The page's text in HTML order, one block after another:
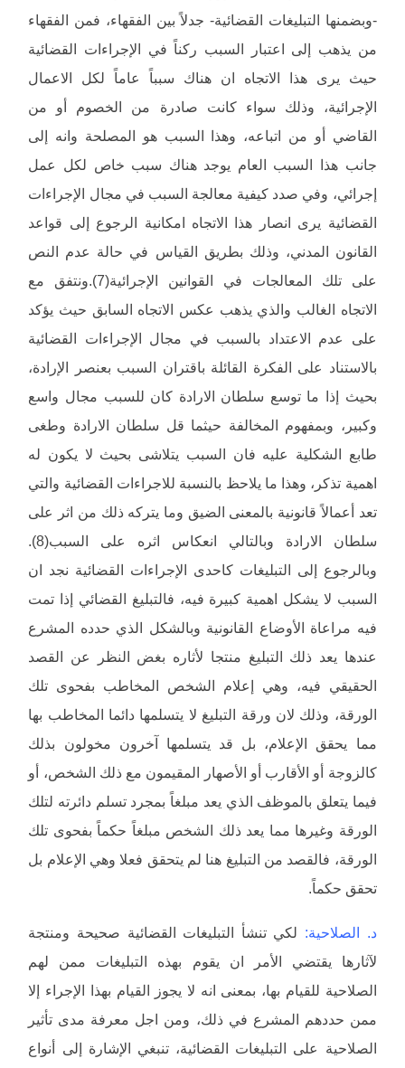
-وبضمنها التبليغات القضائية- جدلاً بين الفقهاء، فمن الفقهاء
من يذهب إلى اعتبار السبب ركناً في الإجراءات القضائية
حيث يرى هذا الاتجاه ان هناك سبباً عاماً لكل الاعمال
الإجرائية، وذلك سواء كانت صادرة من الخصوم أو من
القاضي أو من اتباعه، وهذا السبب هو المصلحة وانه إلى
جانب هذا السبب العام يوجد هناك سبب خاص لكل عمل
إجرائي، وفي صدد كيفية معالجة السبب في مجال الإجراءات
القضائية يرى انصار هذا الاتجاه امكانية الرجوع إلى قواعد
القانون المدني، وذلك بطريق القياس في حالة عدم النص
على تلك المعالجات في القوانين الإجرائية(7).ونتفق مع
الاتجاه الغالب والذي يذهب عكس الاتجاه السابق حيث يؤكد
على عدم الاعتداد بالسبب في مجال الإجراءات القضائية
بالاستناد على الفكرة القائلة باقتران السبب بعنصر الإرادة،
بحيث إذا ما توسع سلطان الارادة كان للسبب مجال واسع
وكبير، وبمفهوم المخالفة حيثما قل سلطان الارادة وطغى
طابع الشكلية عليه فان السبب يتلاشى بحيث لا يكون له
اهمية تذكر، وهذا ما يلاحظ بالنسبة للاجراءات القضائية والتي
تعد أعمالاً قانونية بالمعنى الضيق وما يتركه ذلك من اثر على
سلطان الارادة وبالتالي انعكاس اثره على السبب(8).
وبالرجوع إلى التبليغات كاحدى الإجراءات القضائية نجد ان
السبب لا يشكل اهمية كبيرة فيه، فالتبليغ القضائي إذا تمت
فيه مراعاة الأوضاع القانونية وبالشكل الذي حدده المشرع
عندها يعد ذلك التبليغ منتجا لأثاره بغض النظر عن القصد
الحقيقي فيه، وهي إعلام الشخص المخاطب بفحوى تلك
الورقة، وذلك لان ورقة التبليغ لا يتسلمها دائما المخاطب بها
مما يحقق الإعلام، بل قد يتسلمها آخرون مخولون بذلك
كالزوجة أو الأقارب أو الأصهار المقيمون مع ذلك الشخص، أو
فيما يتعلق بالموظف الذي يعد مبلغاً بمجرد تسلم دائرته لتلك
الورقة وغيرها مما يعد ذلك الشخص مبلغاً حكماً بفحوى تلك
الورقة، فالقصد من التبليغ هنا لم يتحقق فعلا وهي الإعلام بل
تحقق حكماً.
د. الصلاحية: لكي تنشأ التبليغات القضائية صحيحة ومنتجة
لآثارها يقتضي الأمر ان يقوم بهذه التبليغات ممن لهم
الصلاحية للقيام بها، بمعنى انه لا يجوز القيام بهذا الإجراء إلا
ممن حددهم المشرع في ذلك، ومن اجل معرفة مدى تأثير
الصلاحية على التبليغات القضائية، تنبغي الإشارة إلى أنواع